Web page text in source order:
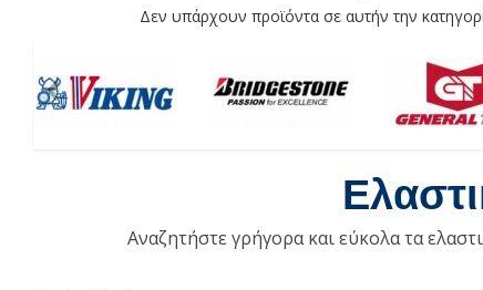
Δεν υπάρχουν προϊόντα σε αυτήν την
Αναζητήστε γρήγορα και εύκολα τα